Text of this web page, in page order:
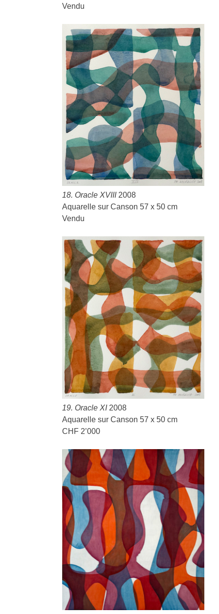
Vendu
18. Oracle XVIII 2008
Aquarelle sur Canson 57 x 50 cm
Vendu
19. Oracle XI2008
Aquarelle sur Canson 57 x 50 cm
CHF 2’000